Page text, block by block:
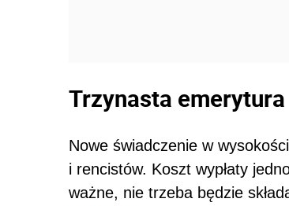
Trzynasta emerytura
Nowe świadczenie w
i rencistów. Koszt wypłaty
ważne, nie trzeba będzie